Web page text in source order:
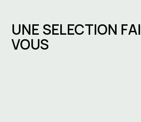
UNE SELECTION
VOUS